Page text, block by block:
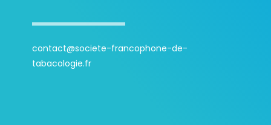
contact@societe-francophone-de-
tabacologie.fr